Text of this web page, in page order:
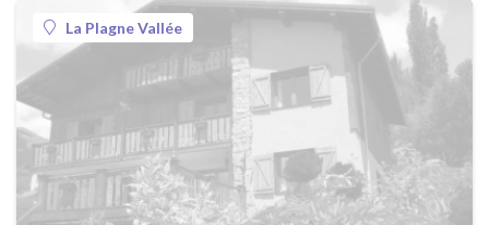
La Plagne Vallée